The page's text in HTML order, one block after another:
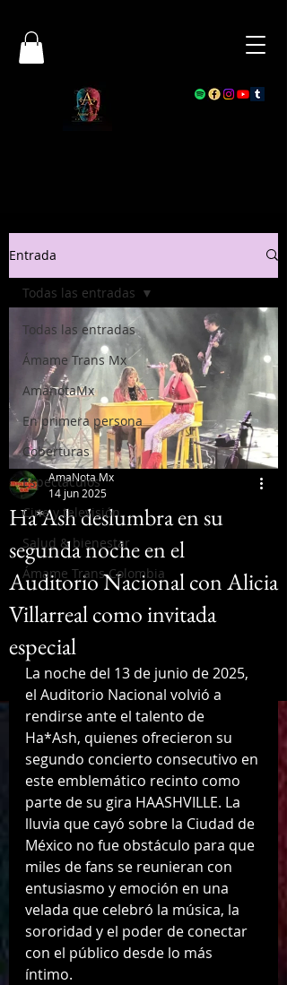
Entrada
Todas las entradas
Ámame Trans Mx
AmanotaMx
En primera persona
Coberturas
Espectáculos
Cine y televisión
Salud & bienestar
Ámame Trans Colombia
Todas las entradas
Ha*Ash deslumbra en su
segunda noche en el
Auditorio Nacional con Alicia
Villarreal como invitada
especial
AmaNota Mx
14 jun 2025
La noche del 13 de junio de 2025,
el Auditorio Nacional volvió a
rendirse ante el talento de
Ha*Ash, quienes ofrecieron su
segundo concierto consecutivo en
este emblemático recinto como
parte de su gira HAASHVILLE. La
lluvia que cayó sobre la Ciudad de
México no fue obstáculo para que
miles de fans se reunieran con
entusiasmo y emoción en una
velada que celebró la música, la
sororidad y el poder de conectar
con el público desde lo más
íntimo.